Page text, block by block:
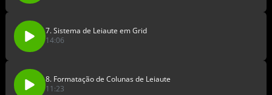
7. Sistema de Leiaute em Grid
14:06
8. Formatação de Colunas de Leiaute
11:23